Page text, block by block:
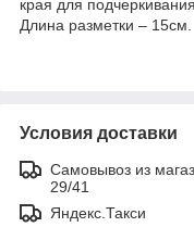
края для
Длина разметки – 15см.
Условия доставки
Самовывоз из
29/41
Яндекс.Такси